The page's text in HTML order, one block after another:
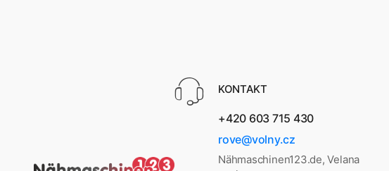
KONTAKT
+420 603 715 430
rove@volny.cz
Nähmaschinen123.de, Velana